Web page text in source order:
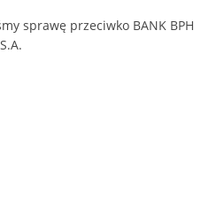
sprawę przeciwko BANK BPH
S.A.